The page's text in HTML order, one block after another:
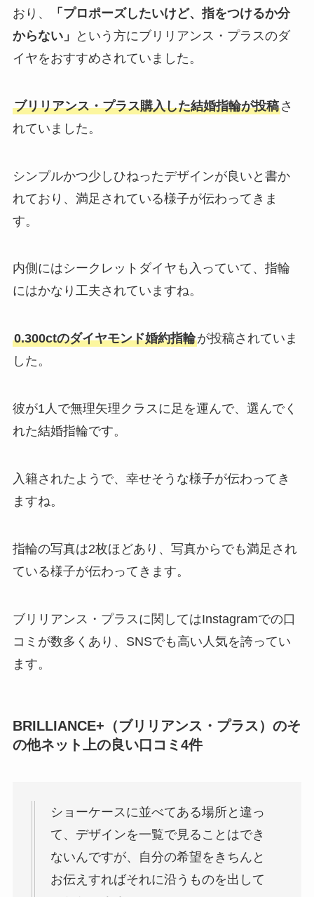
おり、
「プロポーズしたいけど、指をつけるか分
からない」
という方にブリリアンス・プラスのダ
イヤをおすすめされていました。
ブリリアンス・プラス購入した結婚指輪が投稿さ
れていました。
シンプルかつ少しひねったデザインが良いと書か
れており、満足されている様子が伝わってきま
す。
内側にはシークレットダイヤも入っていて、指輪
にはかなり工夫されていますね。
0.300ctのダイヤモンド婚約指輪が投稿されていま
した。
彼が1人で無理矢理クラスに足を運んで、選んでく
れた結婚指輪です。
入籍されたようで、幸せそうな様子が伝わってき
ますね。
指輪の写真は2枚ほどあり、写真からでも満足され
ている様子が伝わってきます。
ブリリアンス・プラスに関してはInstagramでの口
コミが数多くあり、SNSでも高い人気を誇ってい
ます。
BRILLIANCE+（ブリリアンス・プラス）のそ
の他ネット上の良い口コミ4件
ショーケースに並べてある場所と違っ
て、デザインを一覧で見ることはでき
ないんですが、自分の希望をきちんと
お伝えすればそれに沿うものを出して